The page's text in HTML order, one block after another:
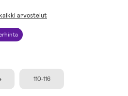
arvostelut
110-116